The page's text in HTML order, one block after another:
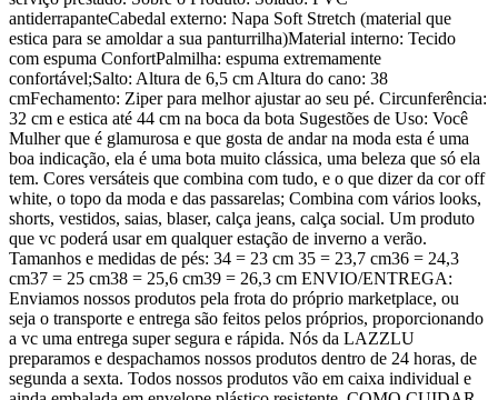
antiderrapanteCabedal externo: Napa Soft Stretch (material que
estica para se amoldar a sua panturrilha)Material interno: Tecido
com espuma ConfortPalmilha: espuma extremamente
confortável;Salto: Altura de 6,5 cm Altura do cano: 38
cmFechamento: Ziper para melhor ajustar ao seu pé. Circunferência:
32 cm e estica até 44 cm na boca da bota Sugestões de Uso: Você
Mulher que é glamurosa e que gosta de andar na moda esta é uma
boa indicação, ela é uma bota muito clássica, uma beleza que só ela
tem. Cores versáteis que combina com tudo, e o que dizer da cor off
white, o topo da moda e das passarelas; Combina com vários looks,
shorts, vestidos, saias, blaser, calça jeans, calça social. Um produto
que vc poderá usar em qualquer estação de inverno a verão.
Tamanhos e medidas de pés: 34 = 23 cm 35 = 23,7 cm36 = 24,3
cm37 = 25 cm38 = 25,6 cm39 = 26,3 cm ENVIO/ENTREGA:
Enviamos nossos produtos pela frota do próprio marketplace, ou
seja o transporte e entrega são feitos pelos próprios, proporcionando
a vc uma entrega super segura e rápida. Nós da LAZZLU
preparamos e despachamos nossos produtos dentro de 24 horas, de
segunda a sexta. Todos nossos produtos vão em caixa individual e